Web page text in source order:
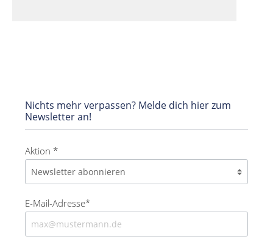
Nichts mehr verpassen? Melde dich hier zum
Newsletter an!
Aktion *
E-Mail-Adresse*